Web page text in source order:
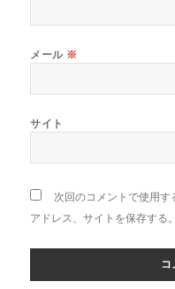
メール ※
サイト
次回のコメントで使用
アドレス、サイトを保存する。